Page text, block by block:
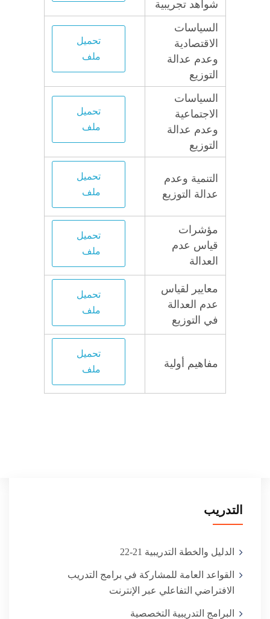
شواهد تجريبية
السياسات
الاقتصادية
وعدم عدالة
التوزيع
تحميل
ملف
السياسات
الاجتماعية
وعدم عدالة
التوزيع
تحميل
ملف
التنمية وعدم
عدالة التوزيع
تحميل
ملف
مؤشرات
قياس عدم
العدالة
تحميل
ملف
معايير لقياس
عدم العدالة
في التوزيع
تحميل
ملف
مفاهيم أولية
تحميل
ملف
التدريب
الدليل والخطة التدريبية 21-22
القواعد العامة للمشاركة في برامج التدريب
البرامج التدريبية التخصصية